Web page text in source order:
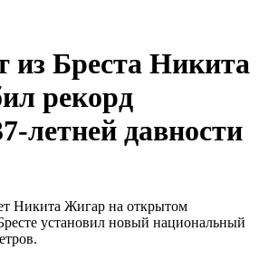
из Бреста Никита
рекорд
летней давности
Никита Жигар на открытом
установил новый национальный